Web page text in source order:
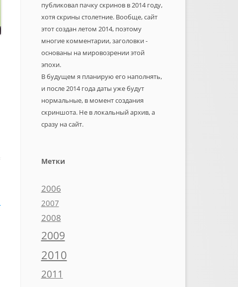
публиковал пачку скринов в 2014 году,
хотя скрины столетние. Вообще, сайт
этот создан летом 2014, поэтому
многие комментарии, заголовки -
основаны на мировозрении этой
эпохи.
В будущем я планирую его наполнять,
и после 2014 года даты уже будут
нормальные, в момент создания
скриншота. Не в локальный архив, а
сразу на сайт.
Метки
2006
2007
2008
2009
2010
2011